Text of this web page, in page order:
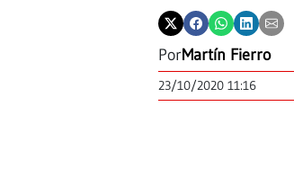
PorMartín Fierro
23/10/2020 11:16